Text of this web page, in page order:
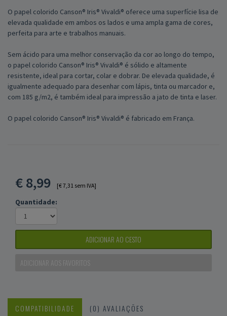
O papel colorido Canson® Iris® Vivaldi® oferece uma superfície lisa de
elevada qualidade em ambos os lados e uma ampla gama de cores,
perfeita para arte e trabalhos manuais.
Sem ácido para uma melhor conservação da cor ao longo do tempo,
o papel colorido Canson® Iris® Vivaldi® é sólido e altamente
resistente, ideal para cortar, colar e dobrar. De elevada qualidade, é
igualmente adequado para desenhar com lápis, tinta ou marcador e,
com 185 g/m2, é também ideal para impressão a jato de tinta e laser.
O papel colorido Canson® Iris® Vivaldi® é fabricado em França.
€8,99 [€ 7,31 sem IVA]
Quantidade:
ADICIONAR AO CESTO
ADICIONAR AOS FAVORITOS
COMPATIBILIDADE
(0) AVALIAÇÕES